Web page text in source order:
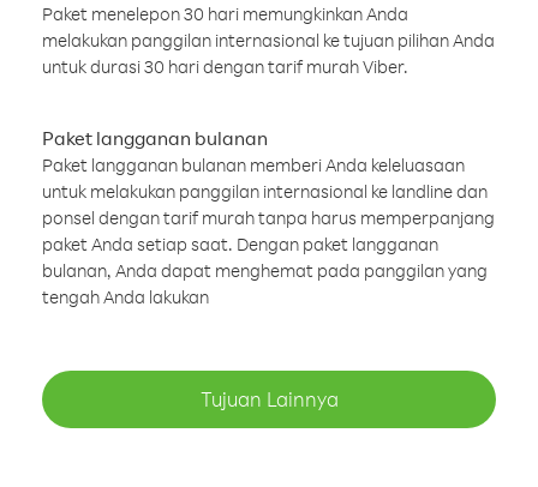
Paket menelepon 30 hari memungkinkan Anda
melakukan panggilan internasional ke tujuan pilihan Anda
untuk durasi 30 hari dengan tarif murah Viber.
Paket langganan bulanan
Paket langganan bulanan memberi Anda keleluasaan
untuk melakukan panggilan internasional ke landline dan
ponsel dengan tarif murah tanpa harus memperpanjang
paket Anda setiap saat. Dengan paket langganan
bulanan, Anda dapat menghemat pada panggilan yang
tengah Anda lakukan
Tujuan Lainnya